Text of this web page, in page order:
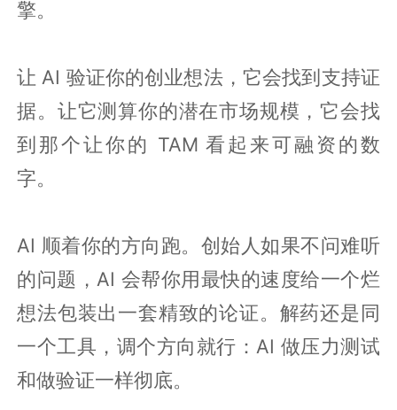
擎。
让 AI 验证你的创业想法，它会找到支持证
据。让它测算你的潜在市场规模，它会找
到那个让你的 TAM 看起来可融资的数
字。
AI 顺着你的方向跑。创始人如果不问难听
的问题，AI 会帮你用最快的速度给一个烂
想法包装出一套精致的论证。解药还是同
一个工具，调个方向就行：AI 做压力测试
和做验证一样彻底。